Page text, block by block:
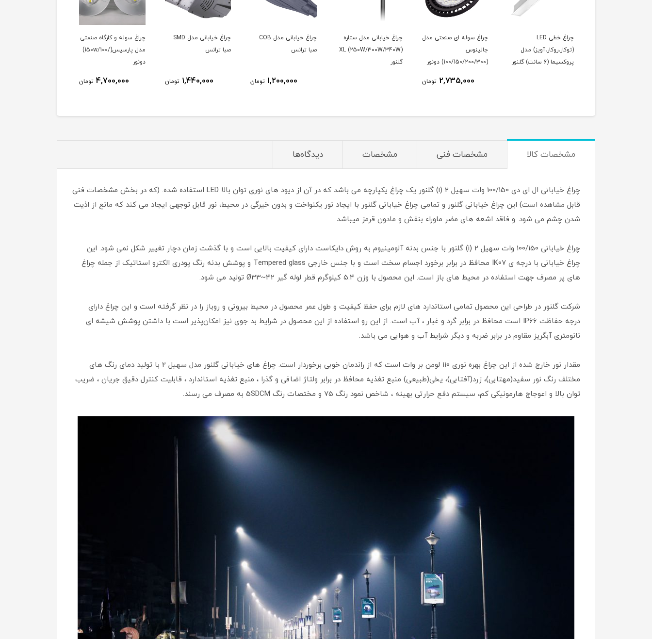
چراغ خطی LED
(توکار،روکار،آویز) مدل
پروکسیما (6 سانت) گلنور
چراغ سوله ای صنعتی مدل
جالینوس
(100/150/200/300) دونور
2,735,000 تومان
چراغ خیابانی مدل ستاره
XL (250W/300W/340W)
گلنور
چراغ خیابانی مدل COB
صبا ترانس
1,200,000 تومان
چراغ خیابانی مدل SMD
صبا ترانس
1,440,000 تومان
چراغ سوله و کارگاه صنعتی
مدل پارسیس(/150w/100)
دونور
4,700,000 تومان
مشخصات کالا مشخصات فنی مشخصات دیدگاه‌ها
چراغ خیابانی ال ای دی 100/150 وات سهیل 2 (i) گلنور یک چراغ یکپارچه می باشد که در آن از دیود های نوری توان بالا LED استفاده شده. (که در بخش مشخصات فنی
قابل مشاهده است) این چراغ خیابانی گلنور و تمامی چراغ خیابانی گلنور با ایجاد نور یکنواخت و بدون خیرگی در محیط، نور قابل توجهی ایجاد می کند که مانع از اذیت
شدن چشم می شود. و فاقد اشعه های مضر ماوراء بنفش و مادون قرمز میباشد.
چراغ خیابانی 100/150 وات سهیل 2 (i) گلنور با جنس بدنه آلومینیوم به روش دایکاست دارای کیفیت بالایی است و با گذشت زمان دچار تغییر شکل نمی شود. این
چراغ خیابانی با درجه ی IK07 محافظ در برابر برخورد اجسام سخت است و با جنس خارجی Tempered glass و پوشش بدنه رنگ پودری الکترو استاتیک از جمله چراغ
های پر مصرف جهت استفاده در محیط های باز است. این محصول با وزن 5.4 کیلوگرم قطر لوله گیر Ø33~42 تولید می شود.
شرکت گلنور در طراحی این محصول تمامی استاندارد های لازم برای حفظ کیفیت و طول عمر محصول در محیط بیرونی و روباز را در نظر گرفته است و این چراغ دارای
درجه حفاظت IP66 است محافظ در برابر گرد و غبار ، آب است. از این‌ رو استفاده از این محصول در شرایط بد جوی نیز امکان‌پذیر است با داشتن پوشش شیشه ای
نانومتری آبگریز مقاوم در برابر ضربه و دیگر شرایط آب و هوایی می باشد.
مقدار نور خارج شده از این چراغ بهره نوری 110 لومن بر وات است که از راندمان خوبی برخوردار است. چراغ های خیابانی گلنور مدل سهیل 2 با تولید دمای رنگ های
مختلف رنگ نور سفید(مهتابی)، زرد(آفتابی)، یخی(طبیعی) منبع تغذیه محافظ در برابر ولتاژ اضافی و گذرا ، منبع تغذیه استاندارد ، قابلیت کنترل دقیق جریان ، ضریب
توان بالا و اعوجاج هارمونیکی کم، سیستم دفع حرارتی بهینه ، شاخص نمود رنگ 75 و مختصات رنگ 5SDCM به مصرف می رسند.